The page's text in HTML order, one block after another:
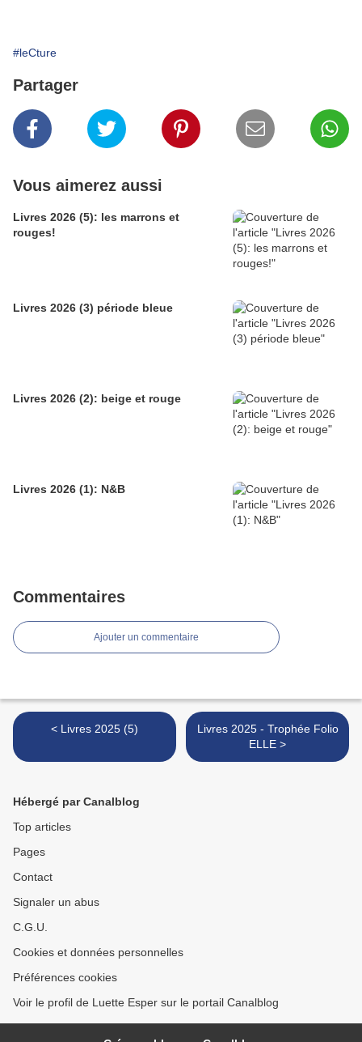
#leCture
Partager
Vous aimerez aussi
Livres 2026 (5): les marrons et
rouges!
Livres 2026 (3) période bleue
Livres 2026 (2): beige et rouge
Livres 2026 (1): N&B
Commentaires
Ajouter un commentaire
< Livres 2025 (5)
Livres 2025 - Trophée Folio
ELLE >
Hébergé par Canalblog
Top articles
Pages
Contact
Signaler un abus
C.G.U.
Cookies et données personnelles
Préférences cookies
Voir le profil de Luette Esper sur le portail Canalblog